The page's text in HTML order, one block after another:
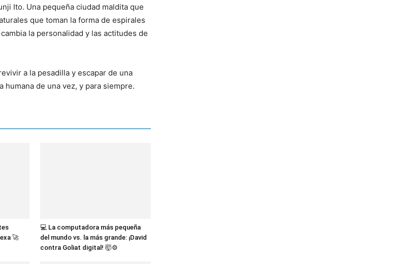
Ito. Una pequeña ciudad maldita que
que toman la forma de espirales
la personalidad y las actitudes de
a la pesadilla y escapar de una
humana de una vez, y para siempre.
🚀
💻 La computadora más pequeña
del mundo vs. la más grande: ¡David
contra Goliat digital! 🤯⚙️